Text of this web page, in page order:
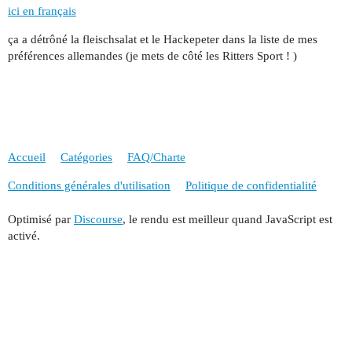
ici en français
ça a détrôné la fleischsalat et le Hackepeter dans la liste de mes
préférences allemandes (je mets de côté les Ritters Sport ! )
Accueil Catégories FAQ/Charte
Conditions générales d'utilisation Politique de confidentialité
Optimisé par Discourse, le rendu est meilleur quand JavaScript est
activé.